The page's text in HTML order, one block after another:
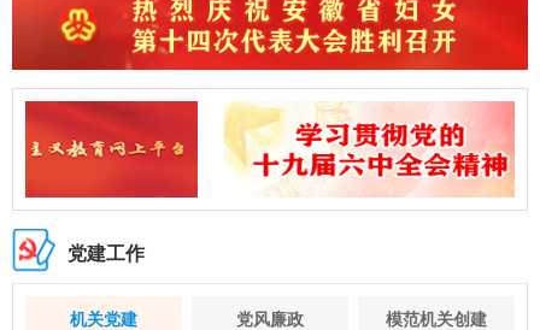
党建工作
机关党建 党风廉政 模范机关创建